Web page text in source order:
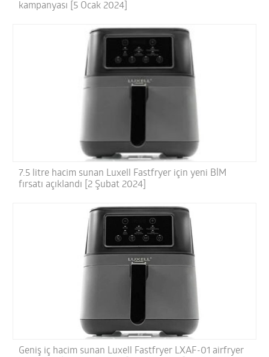
kampanyası [5 Ocak 2024]
7.5 litre hacim sunan Luxell Fastfryer için yeni BİM
fırsatı açıklandı [2 Şubat 2024]
Geniş iç hacim sunan Luxell Fastfryer LXAF-01 airfryer